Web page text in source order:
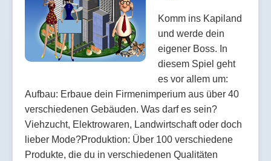
Komm ins Kapiland
und werde dein
eigener Boss. In
diesem Spiel geht
es vor allem um:
Aufbau: Erbaue dein Firmenimperium aus über 40
verschiedenen Gebäuden. Was darf es sein?
Viehzucht, Elektrowaren, Landwirtschaft oder doch
lieber Mode?Produktion: Über 100 verschiedene
Produkte, die du in verschiedenen Qualitäten